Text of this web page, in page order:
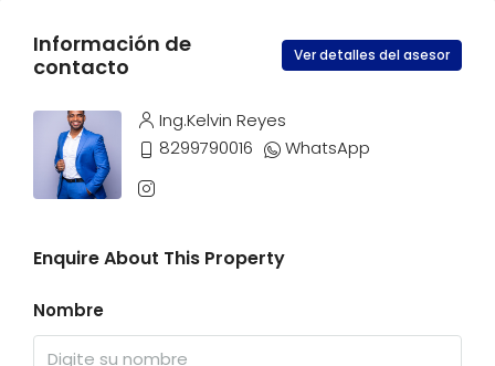
Información de
contacto
Ver detalles del asesor
Ing.Kelvin Reyes
8299790016
WhatsApp
Enquire About This Property
Nombre